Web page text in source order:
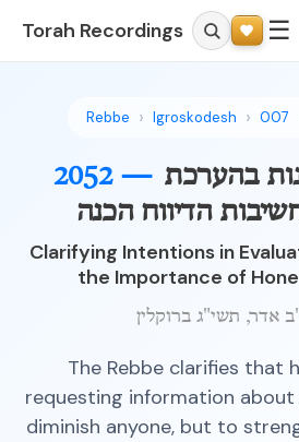
Torah Recordings ☰
Rebbe Igroskodesh 007
2052 — בהערכת
הדיווח הכנה
Clarifying Intentions in
the Importance of
The Rebbe clarifies that
requesting information
diminish anyone, but to